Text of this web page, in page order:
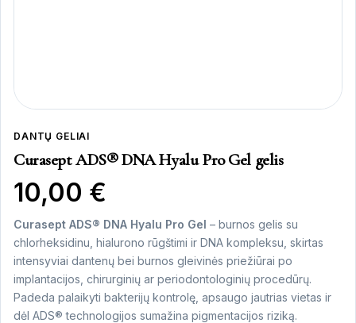
DANTŲ GELIAI
Curasept ADS® DNA Hyalu Pro Gel gelis
10,00 €
Curasept ADS® DNA Hyalu Pro Gel – burnos gelis su
chlorheksidinu, hialurono rūgštimi ir DNA kompleksu, skirtas
intensyviai dantenų bei burnos gleivinės priežiūrai po
implantacijos, chirurginių ar periodontologinių procedūrų.
Padeda palaikyti bakterijų kontrolę, apsaugo jautrias vietas ir
dėl ADS® technologijos sumažina pigmentacijos riziką.